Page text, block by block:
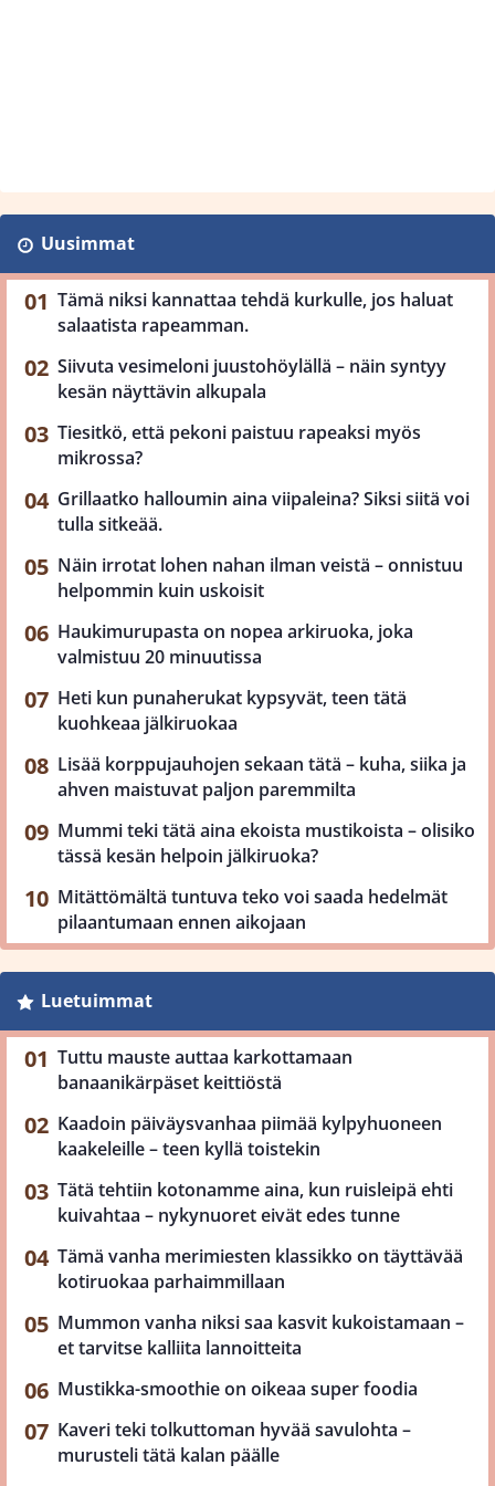
Uusimmat
Tämä niksi kannattaa tehdä kurkulle, jos haluat
salaatista rapeamman.
Siivuta vesimeloni juustohöylällä – näin syntyy
kesän näyttävin alkupala
Tiesitkö, että pekoni paistuu rapeaksi myös
mikrossa?
Grillaatko halloumin aina viipaleina? Siksi siitä voi
tulla sitkeää.
Näin irrotat lohen nahan ilman veistä – onnistuu
helpommin kuin uskoisit
Haukimurupasta on nopea arkiruoka, joka
valmistuu 20 minuutissa
Heti kun punaherukat kypsyvät, teen tätä
kuohkeaa jälkiruokaa
Lisää korppujauhojen sekaan tätä – kuha, siika ja
ahven maistuvat paljon paremmilta
Mummi teki tätä aina ekoista mustikoista – olisiko
tässä kesän helpoin jälkiruoka?
Mitättömältä tuntuva teko voi saada hedelmät
pilaantumaan ennen aikojaan
Luetuimmat
Tuttu mauste auttaa karkottamaan
banaanikärpäset keittiöstä
Kaadoin päiväysvanhaa piimää kylpyhuoneen
kaakeleille – teen kyllä toistekin
Tätä tehtiin kotonamme aina, kun ruisleipä ehti
kuivahtaa – nykynuoret eivät edes tunne
Tämä vanha merimiesten klassikko on täyttävää
kotiruokaa parhaimmillaan
Mummon vanha niksi saa kasvit kukoistamaan –
et tarvitse kalliita lannoitteita
Mustikka-smoothie on oikeaa super foodia
Kaveri teki tolkuttoman hyvää savulohta –
murusteli tätä kalan päälle